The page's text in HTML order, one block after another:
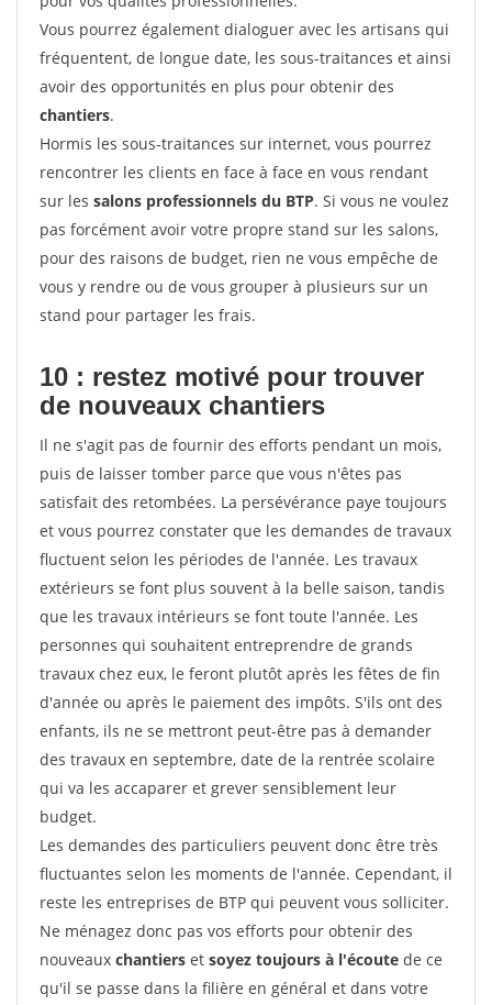
Vous pourrez également dialoguer avec les artisans qui
fréquentent, de longue date, les sous-traitances et ainsi
avoir des opportunités en plus pour obtenir des
chantiers.
Hormis les sous-traitances sur internet, vous pourrez
rencontrer les clients en face à face en vous rendant
sur les salons professionnels du BTP. Si vous ne voulez
pas forcément avoir votre propre stand sur les salons,
pour des raisons de budget, rien ne vous empêche de
vous y rendre ou de vous grouper à plusieurs sur un
stand pour partager les frais.
10 : restez motivé pour trouver
de nouveaux chantiers
Il ne s'agit pas de fournir des efforts pendant un mois,
puis de laisser tomber parce que vous n'êtes pas
satisfait des retombées. La persévérance paye toujours
et vous pourrez constater que les demandes de travaux
fluctuent selon les périodes de l'année. Les travaux
extérieurs se font plus souvent à la belle saison, tandis
que les travaux intérieurs se font toute l'année. Les
personnes qui souhaitent entreprendre de grands
travaux chez eux, le feront plutôt après les fêtes de fin
d'année ou après le paiement des impôts. S'ils ont des
enfants, ils ne se mettront peut-être pas à demander
des travaux en septembre, date de la rentrée scolaire
qui va les accaparer et grever sensiblement leur
budget.
Les demandes des particuliers peuvent donc être très
fluctuantes selon les moments de l'année. Cependant, il
reste les entreprises de BTP qui peuvent vous solliciter.
Ne ménagez donc pas vos efforts pour obtenir des
nouveaux chantiers et soyez toujours à l'écoute de ce
qu'il se passe dans la filière en général et dans votre